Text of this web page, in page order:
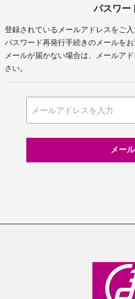
パスワー
登録されているメールアドレスをご入
パスワード再発行手続きのメールをお
メールが届かない場合は、メールア
さい。
メー